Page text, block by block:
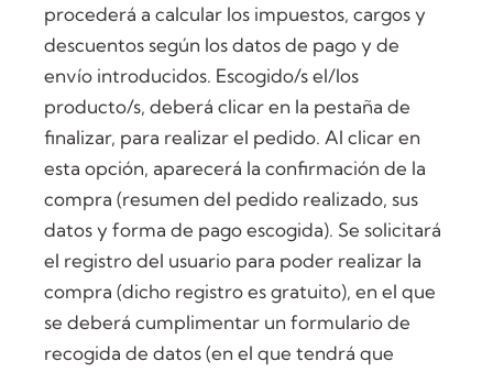
procederá a calcular los impuestos, cargos y
descuentos según los datos de pago y de
envío introducidos. Escogido/s el/los
producto/s, deberá clicar en la pestaña de
finalizar, para realizar el pedido. Al clicar en
esta opción, aparecerá la confirmación de la
compra (resumen del pedido realizado, sus
datos y forma de pago escogida). Se solicitará
el registro del usuario para poder realizar la
compra (dicho registro es gratuito), en el que
se deberá cumplimentar un formulario de
recogida de datos (en el que tendrá que